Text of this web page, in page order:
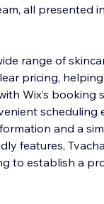
all presented
range of
pricing,
Wix’s
scheduling
and a
features,
to establish a